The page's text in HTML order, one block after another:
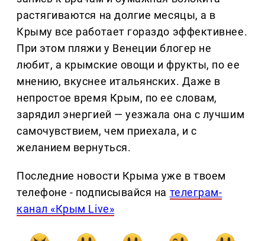
растягиваются на долгие месяцы, а в
Крыму все работает гораздо эффективнее.
При этом пляжи у Венеции блогер не
любит, а крымские овощи и фрукты, по ее
мнению, вкуснее итальянских. Даже в
непростое время Крым, по ее словам,
зарядил энергией — уезжала она с лучшим
самочувствием, чем приехала, и с
желанием вернуться.
Последние новости Крыма уже в твоем
телефоне - подписывайся на телеграм-
канал «Крым Live»